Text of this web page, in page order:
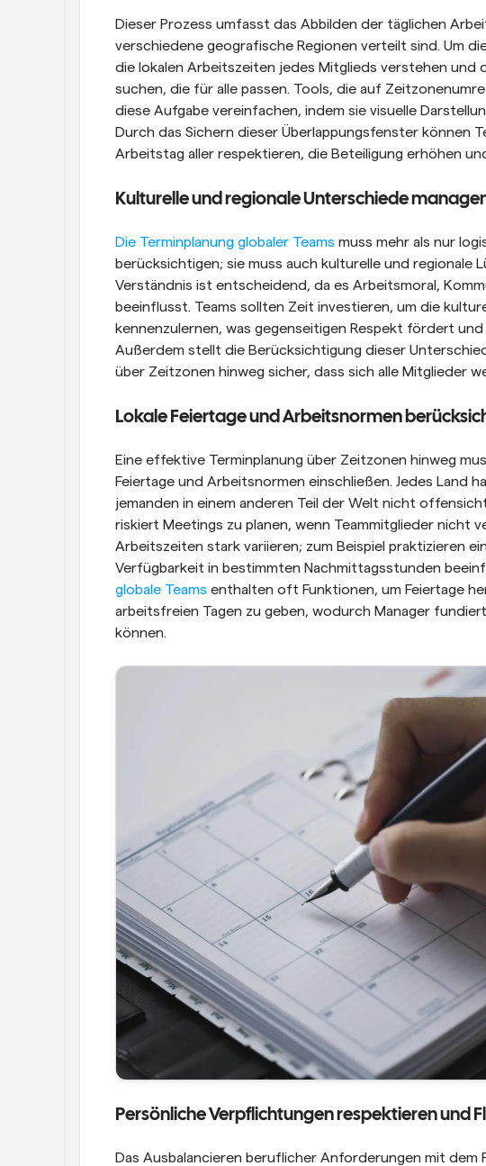
Dieser Prozess umfasst das Abbilden der täglichen
verschiedene geografische Regionen verteilt sind. Um
die lokalen Arbeitszeiten jedes Mitglieds verstehen und
suchen, die für alle passen. Tools, die auf
diese Aufgabe vereinfachen, indem sie visuelle
Durch das Sichern dieser Überlappungsfenster können
Arbeitstag aller respektieren, die Beteiligung erhöhen
Kulturelle und regionale Unterschiede
Die Terminplanung globaler Teams muss mehr als nur
berücksichtigen; sie muss auch kulturelle und regionale
Verständnis ist entscheidend, da es Arbeitsmoral,
beeinflusst. Teams sollten Zeit investieren, um die
kennenzulernen, was gegenseitigen Respekt fördert
Außerdem stellt die Berücksichtigung dieser
über Zeitzonen hinweg sicher, dass sich alle Mitglieder
Lokale Feiertage und Arbeitsnormen
Eine effektive Terminplanung über Zeitzonen hinweg
Feiertage und Arbeitsnormen einschließen. Jedes Land
jemanden in einem anderen Teil der Welt nicht
riskiert Meetings zu planen, wenn Teammitglieder nicht
Arbeitszeiten stark variieren; zum Beispiel praktizieren
Verfügbarkeit in bestimmten Nachmittagsstunden
globale Teams enthalten oft Funktionen, um Feiertage
arbeitsfreien Tagen zu geben, wodurch Manager
können.
Persönliche Verpflichtungen respektieren und
Das Ausbalancieren beruflicher Anforderungen mit dem